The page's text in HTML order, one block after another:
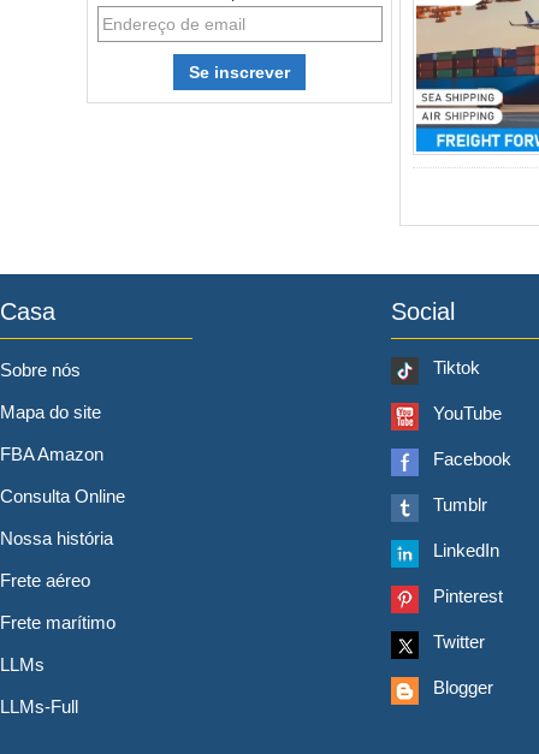
Casa
Sobre nós
Mapa do site
FBA Amazon
Consulta Online
Nossa história
Frete aéreo
Frete marítimo
LLMs
LLMs-Full
Social
Tiktok
YouTube
Facebook
Tumblr
LinkedIn
Pinterest
Twitter
Blogger